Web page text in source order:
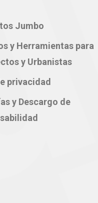
Jumbo
y Herramientas para
y Urbanistas
privacidad
y Descargo de